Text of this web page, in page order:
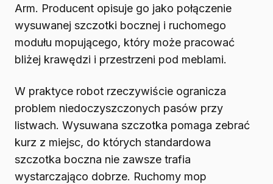
Arm. Producent opisuje go jako połączenie
wysuwanej szczotki bocznej i ruchomego
modułu mopującego, który może pracować
bliżej krawędzi i przestrzeni pod meblami.
W praktyce robot rzeczywiście ogranicza
problem niedoczyszczonych pasów przy
listwach. Wysuwana szczotka pomaga zebrać
kurz z miejsc, do których standardowa
szczotka boczna nie zawsze trafia
wystarczająco dobrze. Ruchomy mop